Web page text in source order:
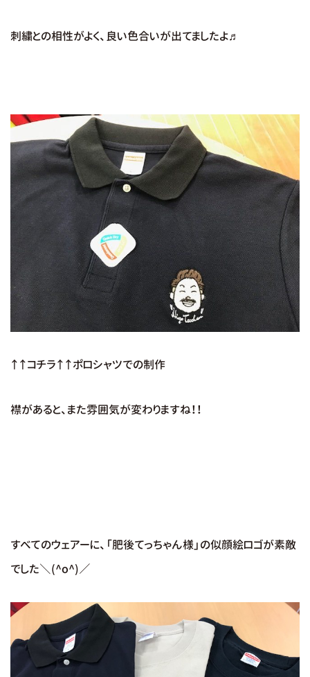
刺繍との相性がよく、良い色合いが出てましたよ♬
↑↑コチラ↑↑ポロシャツでの制作
襟があると、また雰囲気が変わりますね！！
すべてのウェアーに、「肥後てっちゃん様」の似顔絵ロゴが素敵
でした＼(^o^)／